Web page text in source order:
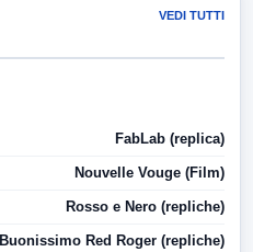
VEDI TUTTI
FabLab (replica)
Nouvelle Vouge (Film)
Rosso e Nero (repliche)
Buonissimo Red Roger (repliche)